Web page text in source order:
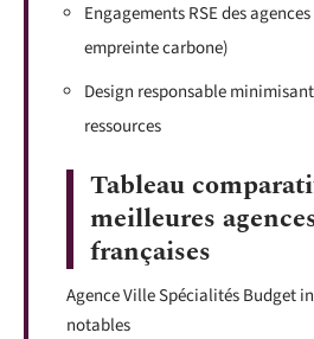
Engagements RSE des
empreinte carbone)
Design responsable
ressources
Tableau
meilleures
françaises
Agence Ville Spécialités Budget
notables